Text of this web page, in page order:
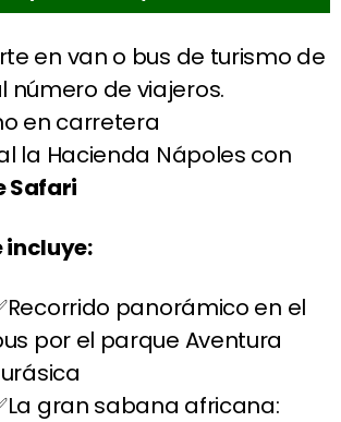
en van o bus de turismo de
número de viajeros.
en carretera
la Hacienda Nápoles con
Safari
incluye:
Recorrido panorámico en el
por el parque Aventura
La gran sabana africana: